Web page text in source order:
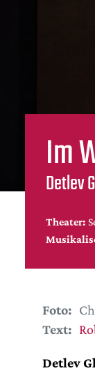
Im
Detlev
Theater:
Foto:
Text:
Detlev